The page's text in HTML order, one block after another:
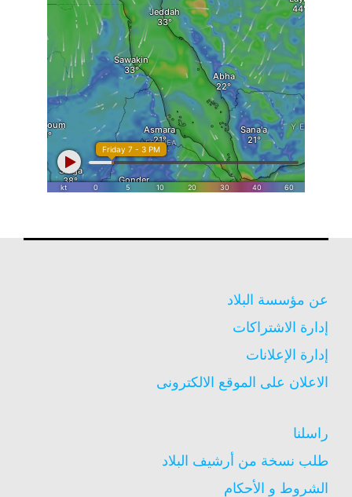
عن مؤسسة البلاد
إدارة الاشتراكات
إدارة الإعلانات
الاعلان على الموقع الالكترونى
راسلنا
طلب نسخة من أرشيف البلاد
الشروط و الأحكام